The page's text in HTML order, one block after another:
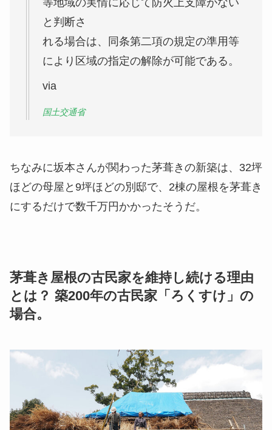
等地域の実情に応じて防火上支障がない
と判断さ
れる場合は、同条第二項の規定の準用等
により区域の指定の解除が可能である。
via
国土交通省
ちなみに坂本さんが関わった茅葺きの新築は、 32坪
ほどの母屋と9坪ほどの別邸で、2棟の屋根を茅葺き
にするだけで数千万円かかったそうだ。
茅葺き屋根の古民家を維持し続ける理由
とは？ 築200年の古民家「ろくすけ」の
場合。